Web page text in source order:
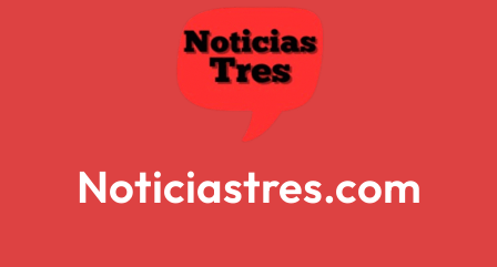
Noticiastres.com